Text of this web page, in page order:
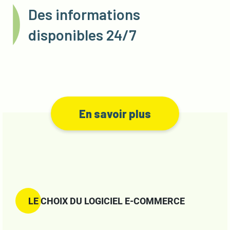
Des informations
disponibles 24/7
En savoir plus
LE CHOIX DU LOGICIEL E-COMMERCE